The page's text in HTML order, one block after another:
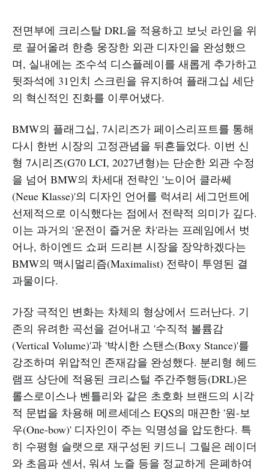
전면부에 크리스탈 DRL을 적용하고 보닛 라인을 위
로 끌어올려 한층 웅장한 외관 디자인을 완성했으
며, 실내에는 조수석 디스플레이를 새롭게 추가하고
뒷좌석에 31인치 스크린을 유지하여 플래그십 세단
의 혁신적인 진화를 이루어냈다.
BMW의 플래그십, 7시리즈가 페이스리프트를 통해
다시 한번 시장의 고정관념을 뒤흔들었다. 이번 신
형 7시리즈(G70 LCI, 2027년형)는 단순한 외관 수정
을 넘어 BMW의 차세대 전략인 '노이어 클라쎄
(Neue Klasse)'의 디자인 언어를 럭셔리 세그먼트에
선제적으로 이식했다는 점에서 전략적 의미가 깊다.
이는 과거의 '운전이 즐거운 차'라는 프레임에서 벗
어나, 하이엔드 쇼퍼 드리븐 시장을 장악하겠다는
BMW의 맥시멀리즘(Maximalist) 전략이 투영된 결
과물이다.
가장 극적인 변화는 차체의 형상에서 드러난다. 기
존의 유려한 곡선을 걷어내고 '수직적 볼륨감
(Vertical Volume)'과 '박시한 스탠스(Boxy Stance)'를
강조하며 위압적인 존재감을 완성했다. 분리형 헤드
램프 상단에 적용된 크리스털 주간주행등(DRL)은
롤스로이스나 벤틀리와 같은 초호화 브랜드의 시각
적 문법을 차용해 메르세데스 EQS의 매끈한 '원-보
우(One-bow)' 디자인이 주는 익명성을 압도한다. 특
히 수평형 슬랫으로 재구성된 키드니 그릴은 레이더
와 초음파 센서, 워셔 노즐 등을 정교하게 은폐하여